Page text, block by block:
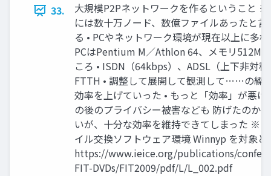
33.
大規模P2Pネットワークを作るということ ※
には数十万ノード、数億ファイルあったと言
る • PCやネットワーク環境が現在以上に多
PCはPentium M／Athlon 64、メモリ512MB
ころ • ISDN（64kbps）、ADSL（上下非対
FTTH • 調整して展開して観測して……の繰
効率を上げていった • もっと「効率」が悪け
の後のプライバシー被害なども 防げたのか
いが、十分な効率を維持できてしまった ※
イル交換ソフトウェア環境 Winnyp を対象と
https://www.ieice.org/publications/
FIT-DVDs/FIT2009/pdf/L/L_002.pdf